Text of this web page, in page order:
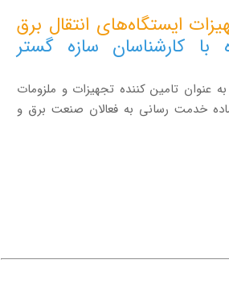
ایستگاه‌های انتقال برق
با کارشناسان سازه گستر
از 20 سال تجربه و فعالیت به عنوان تامین کننده تجهیزات و ملزومات
خدمت رسانی به فعالان صنعت برق و